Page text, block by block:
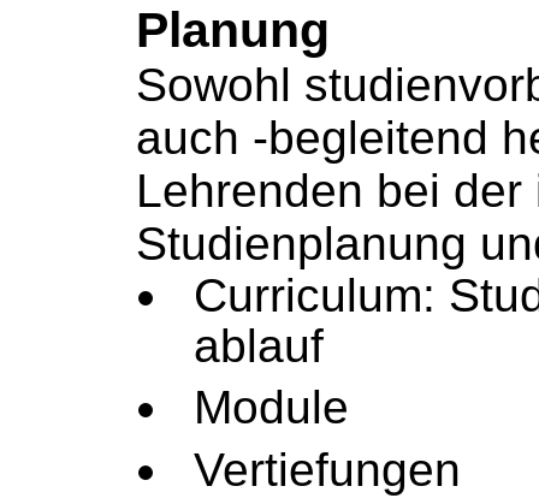
Planung
Sowohl
auch -begleitend
Lehrenden bei
Studienplanung
Curriculum:
ablauf
Module
Vertiefungen